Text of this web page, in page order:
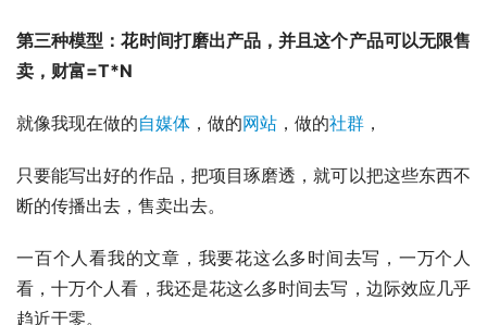
第三种模型：花时间打磨出产品，并且这个产品可以无限售
卖，财富=T*N
就像我现在做的自媒体 ，做的网站 ，做的社群 ，
只要能写出好的作品，把项目琢磨透，就可以把这些东西不
断的传播出去，售卖出去。
一百个人看我的文章，我要花这么多时间去写，一万个人
看，十万个人看，我还是花这么多时间去写，边际效应几乎
趋近于零。